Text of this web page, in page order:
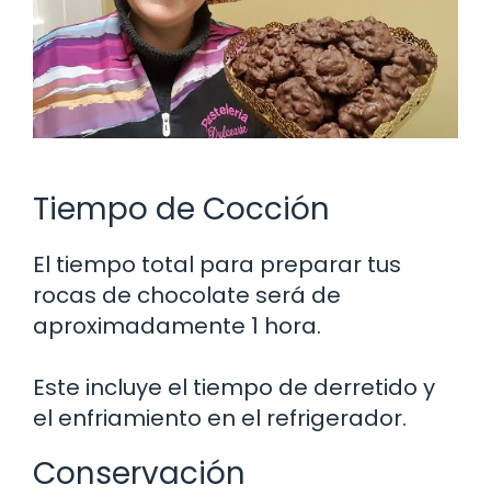
Tiempo de Cocción
El tiempo total para preparar tus
rocas de chocolate será de
aproximadamente 1 hora.
Este incluye el tiempo de derretido y
el enfriamiento en el refrigerador.
Conservación